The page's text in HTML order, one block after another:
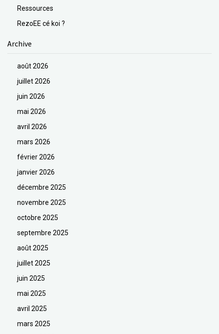
Ressources
RezoEE cé koi ?
Archive
août 2026
juillet 2026
juin 2026
mai 2026
avril 2026
mars 2026
février 2026
janvier 2026
décembre 2025
novembre 2025
octobre 2025
septembre 2025
août 2025
juillet 2025
juin 2025
mai 2025
avril 2025
mars 2025